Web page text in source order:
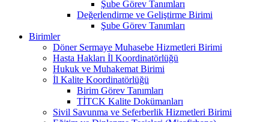
Şube Görev Tanımları
Değerlendirme ve Geliştirme Birimi
Şube Görev Tanımları
Birimler
Döner Sermaye Muhasebe Hizmetleri Birimi
Hasta Hakları İl Koordinatörlüğü
Hukuk ve Muhakemat Birimi
İl Kalite Koordinatörlüğü
Birim Görev Tanımları
TİTCK Kalite Dokümanları
Sivil Savunma ve Seferberlik Hizmetleri Birimi